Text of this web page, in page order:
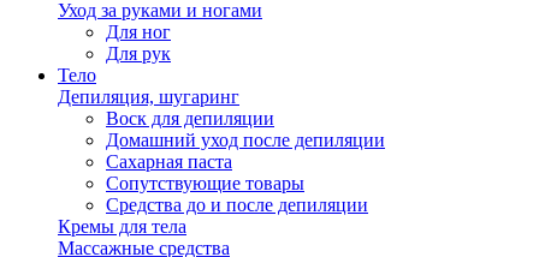
Уход за руками и ногами
Для ног
Для рук
Тело
Депиляция, шугаринг
Воск для депиляции
Домашний уход после депиляции
Сахарная паста
Сопутствующие товары
Средства до и после депиляции
Кремы для тела
Массажные средства